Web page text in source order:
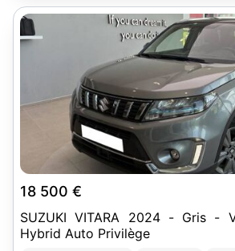
18 500 €
SUZUKI VITARA 2024 - Gris -
Hybrid Auto Privilège